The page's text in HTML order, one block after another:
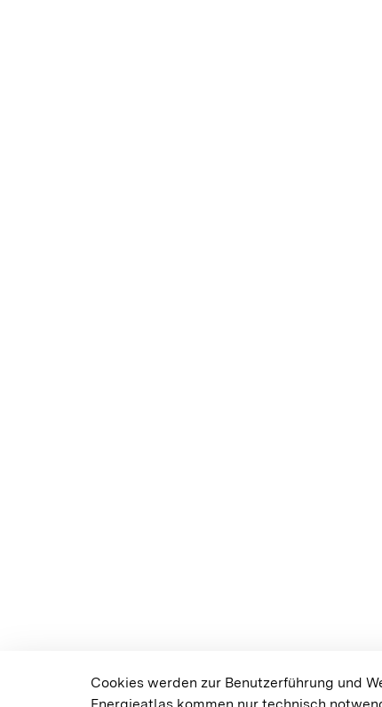
Cookies werden zur Benutzerführung und